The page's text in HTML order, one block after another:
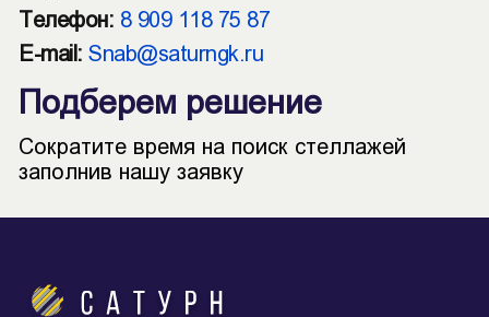
Телефон: 8 909 118 75 87
E-mail: Snab@saturngk.ru
Подберем решение
Сократите время на поиск стеллажей
заполнив нашу заявку